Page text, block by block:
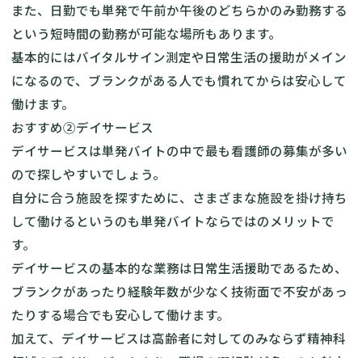
また、日勤でも単発で午前か午後のどちらかのみ勤務する
という短時間の勤務が可能な場所もあります。
基本的にはバイタルサイン測定や日常生活の援助がメイン
になるので、ブランクがある人でも慣れてからは安心して
働けます。
おすすめ②デイサービス
デイサービスは単発バイトの中で最も看護師の募集が多い
ので探しやすいでしょう。
自分に合う施設を探すために、さまざまな施設を掛け持ち
して働けるというのも単発バイトならではのメリットで
す。
デイサービスの基本的な業務は日常生活援助であるため、
ブランクがあったり経験年数が少なく技術面で不安があっ
たりする場合でも安心して働けます。
加えて、デイサービスは高齢者に対してのみならず精神科